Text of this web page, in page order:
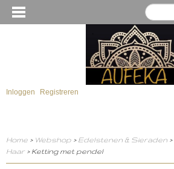
Inloggen Registreren
Home > Webshop > Edelstenen & Sieraden >
Haar > Ketting met pendel